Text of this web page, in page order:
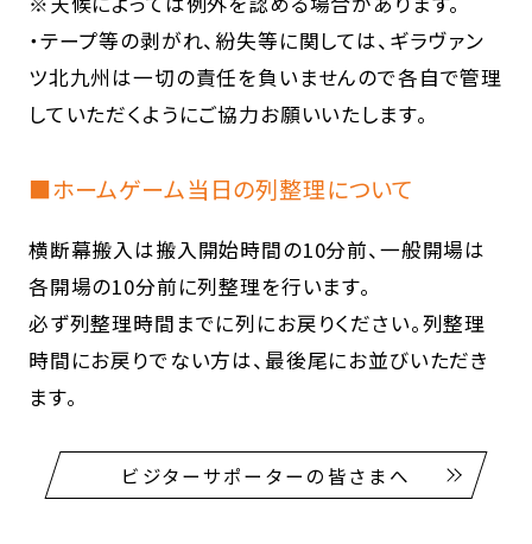
・テープ等の剥がれ、紛失等に関しては、ギラヴァン
ツ北九州は一切の責任を負いませんので各自で管理
していただくようにご協力お願いいたします。
■ホームゲーム当日の列整理について
横断幕搬入は搬入開始時間の10分前、一般開場は
各開場の10分前に列整理を行います。
必ず列整理時間までに列にお戻りください。列整理
時間にお戻りでない方は、最後尾にお並びいただき
ます。
ビジターサポーターの皆さまへ